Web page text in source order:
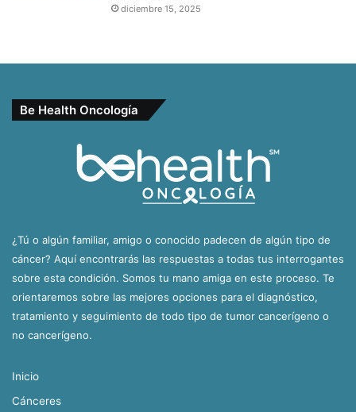
diciembre 15, 2025
Be Health Oncología
¿Tú o algún familiar, amigo o conocido padecen de algún tipo de
cáncer? Aquí encontrarás las respuestas a todas tus interrogantes
sobre esta condición. Somos tu mano amiga en este proceso. Te
orientaremos sobre las mejores opciones para el diagnóstico,
tratamiento y seguimiento de todo tipo de tumor cancerígeno o
no cancerígeno.
Inicio
Cánceres